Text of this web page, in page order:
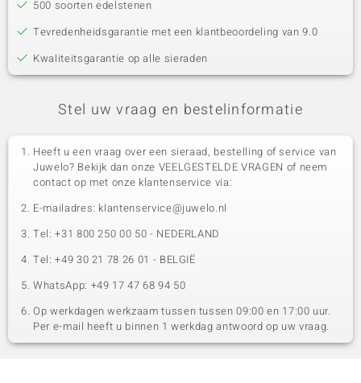
500 soorten edelstenen
Tevredenheidsgarantie met een klantbeoordeling van 9.0
Kwaliteitsgarantie op alle sieraden
Stel uw vraag en bestelinformatie
Heeft u een vraag over een sieraad, bestelling of service van
Juwelo? Bekijk dan onze VEELGESTELDE VRAGEN of neem
contact op met onze klantenservice via:
E-mailadres: klantenservice@juwelo.nl
Tel: +31 800 250 00 50 - NEDERLAND
Tel: +49 30 21 78 26 01 - BELGIË
WhatsApp: +49 17 47 68 94 50
Op werkdagen werkzaam tussen tussen 09:00 en 17:00 uur.
Per e-mail heeft u binnen 1 werkdag antwoord op uw vraag.